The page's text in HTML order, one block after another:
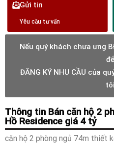
Gửi tin
Yêu cầu tư vấn
Nếu quý khách chưa ưng
để
ĐĂNG KÝ NHU CẦU của
tôi
Thông tin Bán căn hộ 2
Hồ Residence giá 4 tỷ
căn hộ 2 phòng ngủ 74m thiết